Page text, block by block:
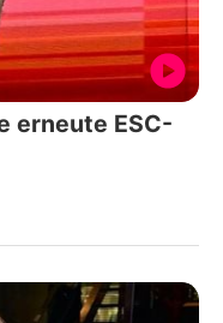
erneute ESC-